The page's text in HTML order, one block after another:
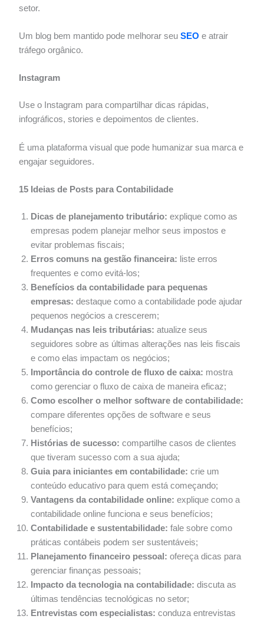
setor.
Um blog bem mantido pode melhorar seu SEO e atrair
tráfego orgânico.
Instagram
Use o Instagram para compartilhar dicas rápidas,
infográficos, stories e depoimentos de clientes.
É uma plataforma visual que pode humanizar sua marca e
engajar seguidores.
15 Ideias de Posts para Contabilidade
Dicas de planejamento tributário: explique como as
empresas podem planejar melhor seus impostos e
evitar problemas fiscais;
Erros comuns na gestão financeira: liste erros
frequentes e como evitá-los;
Benefícios da contabilidade para pequenas
empresas: destaque como a contabilidade pode ajudar
pequenos negócios a crescerem;
Mudanças nas leis tributárias: atualize seus
seguidores sobre as últimas alterações nas leis fiscais
e como elas impactam os negócios;
Importância do controle de fluxo de caixa: mostra
como gerenciar o fluxo de caixa de maneira eficaz;
Como escolher o melhor software de contabilidade:
compare diferentes opções de software e seus
benefícios;
Histórias de sucesso: compartilhe casos de clientes
que tiveram sucesso com a sua ajuda;
Guia para iniciantes em contabilidade: crie um
conteúdo educativo para quem está começando;
Vantagens da contabilidade online: explique como a
contabilidade online funciona e seus benefícios;
Contabilidade e sustentabilidade: fale sobre como
práticas contábeis podem ser sustentáveis;
Planejamento financeiro pessoal: ofereça dicas para
gerenciar finanças pessoais;
Impacto da tecnologia na contabilidade: discuta as
últimas tendências tecnológicas no setor;
Entrevistas com especialistas: conduza entrevistas